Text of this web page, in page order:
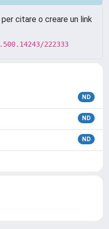
citare o creare un link
222333
ND
ND
ND